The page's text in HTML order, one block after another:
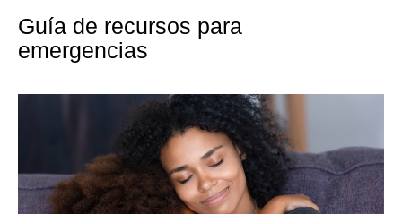
Guía de recursos para
emergencias